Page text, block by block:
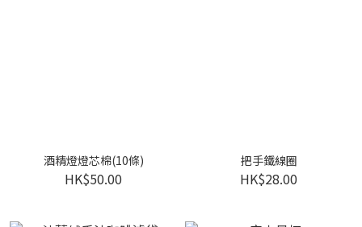
酒精燈燈芯棉(10條)
HK$50.00
把手鐵線圈
HK$28.00